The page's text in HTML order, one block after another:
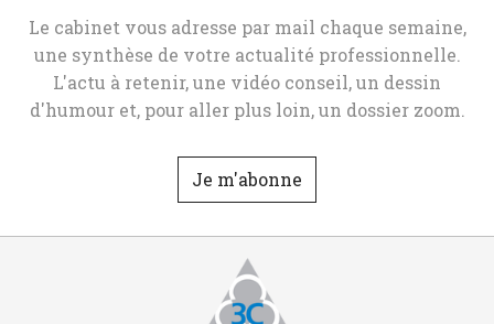
Le cabinet vous adresse par mail chaque semaine,
une synthèse de votre actualité professionnelle.
L'actu à retenir, une vidéo conseil, un dessin
d'humour et, pour aller plus loin, un dossier zoom.
Je m'abonne